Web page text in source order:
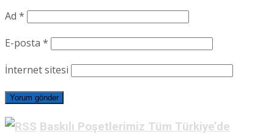
Ad *
E-posta *
İnternet sitesi
Baskılı Poşetlerimiz Tüm Türkiye’de